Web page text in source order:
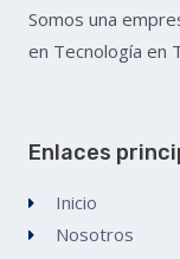
Somos una
en Tecnología en
Enlaces
Inicio
Nosotros